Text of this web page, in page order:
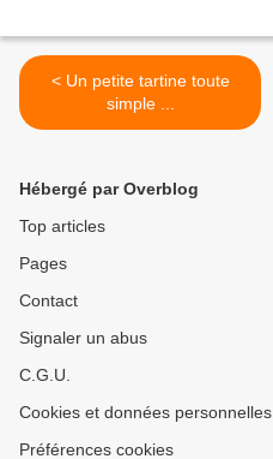
< Un petite tartine toute
simple ...
Hébergé par Overblog
Top articles
Pages
Contact
Signaler un abus
C.G.U.
Cookies et données personnelles
Préférences cookies